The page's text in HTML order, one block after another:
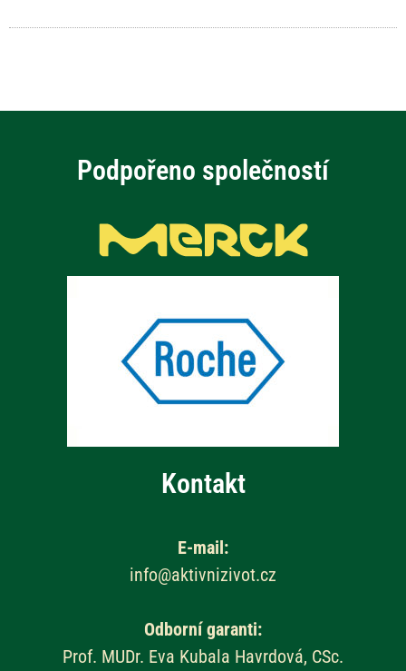
Podpořeno společností
Kontakt
E-mail:
info@aktivnizivot.cz
Odborní garanti:
Prof. MUDr. Eva Kubala Havrdová, CSc.